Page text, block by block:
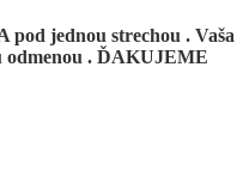
jednou strechou . Vaša
odmenou . ĎAKUJEME